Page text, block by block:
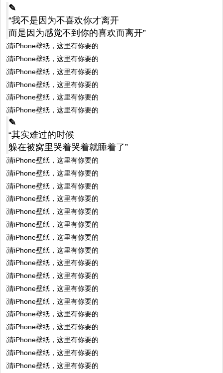
✎
“我不是因为不喜欢你才离开
而是因为感觉不到你的喜欢而离开”
✎
“其实难过的时候
躲在被窝里哭着哭着就睡着了”